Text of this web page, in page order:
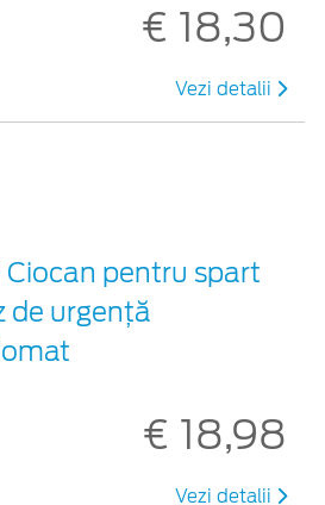
€ 18,30
Vezi detalii
pentru spart
de urgenţă
€ 18,98
Vezi detalii